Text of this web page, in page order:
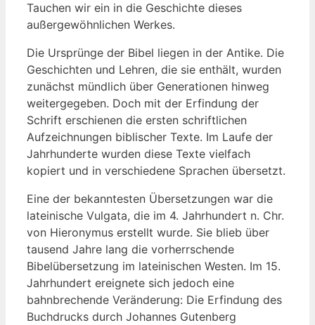
Tauchen wir ein in‍ die Geschichte dieses
außergewöhnlichen⁤ Werkes.
Die ⁢Ursprünge der Bibel liegen in der ⁣Antike. Die
Geschichten und Lehren, ‍die sie enthält, wurden⁣
zunächst mündlich über Generationen hinweg
weitergegeben. Doch‌ mit der‍ Erfindung der
Schrift erschienen‌ die ersten schriftlichen
⁢Aufzeichnungen biblischer Texte. Im ⁤Laufe⁢ der
Jahrhunderte⁢ wurden​ diese ‍Texte ‌vielfach
kopiert und in verschiedene Sprachen⁣ übersetzt.
Eine der bekanntesten​ Übersetzungen war die
lateinische Vulgata, die ​im 4. Jahrhundert n.​ Chr.
von​ Hieronymus erstellt wurde. ‍Sie blieb über
tausend Jahre lang die vorherrschende
Bibelübersetzung im lateinischen Westen. Im 15.
Jahrhundert ereignete sich jedoch eine
bahnbrechende Veränderung:‌ Die Erfindung des
Buchdrucks durch‍ Johannes⁤ Gutenberg